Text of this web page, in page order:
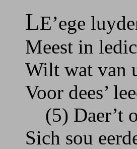
LE’ege
Meest in
Wilt wat van
Voor dees’
(5) Daer’t
Sich sou